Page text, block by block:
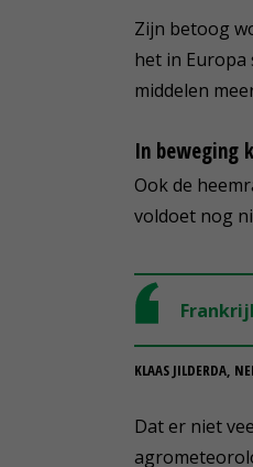
Zijn betoog
het in Europa
middelen
In beweging
Ook de
voldoet nog
KLAAS JILDERDA,
Dat er niet